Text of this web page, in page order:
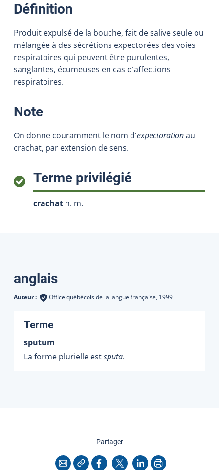
Définition
Produit expulsé de la bouche, fait de salive seule ou
mélangée à des sécrétions expectorées des voies
respiratoires qui peuvent être purulentes,
sanglantes, écumeuses en cas d'affections
respiratoires.
Note:
On donne couramment le nom d'expectorationau
crachat, par extension de sens.
Terme privilégié:
crachat n. m.
Traductions
anglais
Auteur : Office québécois de la langue française, 1999
Terme:
sputum
La forme plurielle estsputa.
Partagercette page
CourrielCopier l'adresse
Facebook
X LinkedInImprimer